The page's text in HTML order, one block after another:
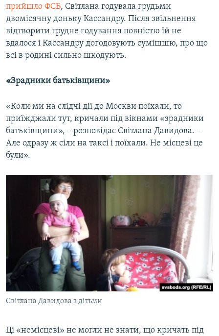
прийшло ФСБ, Світлана годувала грудьми
двомісячну доньку Кассандру. Після звільнення
відтворити грудне годування повністю їй не
вдалося і Кассандру догодовують сумішшю, про що
всі в родині сильно шкодують.
«Зрадники батьківщини»
«Коли ми на слідчі дії до Москви поїхали, то
приїжджали тут, кричали під вікнами «зрадники
батьківщини», – розповідає Світлана Давидова. –
Але одразу ж сіли на таксі і поїхали. Не місцеві це
були».
Світлана Давидова з дітьми
Ці «немісцеві» не могли не знати, що кричать під